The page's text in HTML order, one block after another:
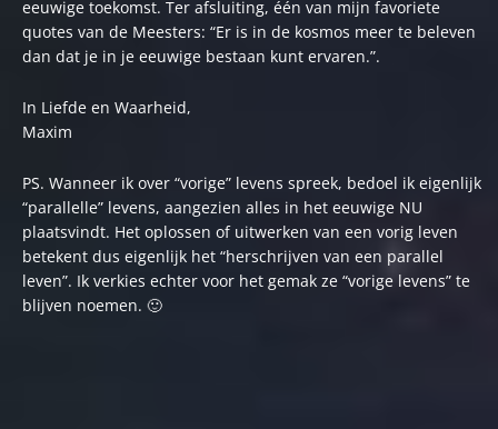
eeuwige toekomst. Ter afsluiting, één van mijn favoriete
quotes van de Meesters: “Er is in de kosmos meer te beleven
dan dat je in je eeuwige bestaan kunt ervaren.”.
In Liefde en Waarheid,
Maxim
PS. Wanneer ik over “vorige” levens spreek, bedoel ik eigenlijk
“parallelle” levens, aangezien alles in het eeuwige NU
plaatsvindt. Het oplossen of uitwerken van een vorig leven
betekent dus eigenlijk het “herschrijven van een parallel
leven”. Ik verkies echter voor het gemak ze “vorige levens” te
blijven noemen. 🙂